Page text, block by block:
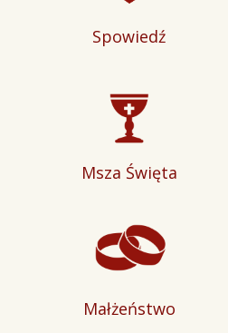
Spowiedź
Msza Święta
Małżeństwo